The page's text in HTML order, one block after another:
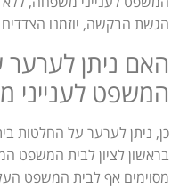
הגשת הבקשה, יוזמנו
האם ניתן
המשפט לענייני
כן, ניתן לערער על החלטות
בראשון לציון לבית המשפט
מסוימים אף לבית המשפט